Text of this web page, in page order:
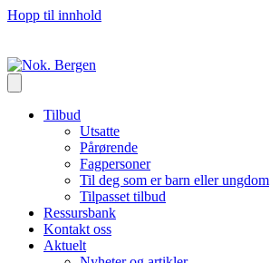
Hopp til innhold
Tilbud
Utsatte
Pårørende
Fagpersoner
Til deg som er barn eller ungdom
Tilpasset tilbud
Ressursbank
Kontakt oss
Aktuelt